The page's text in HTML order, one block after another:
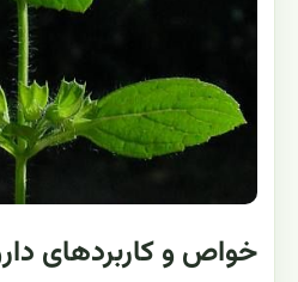
خواص و کاربردهای